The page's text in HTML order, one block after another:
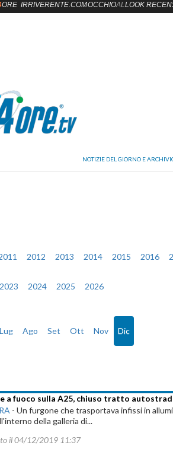
2012 2013 2014 2015 2016
2023 2024 2025
2026
Lug Ago Set Ott Nov Dic
a fuoco sulla A25, chiuso tratto
- Un furgone che trasportava infissi in
della galleria di...
il 04/12/2019 11:37
ORE IRRIVERENTE.COMOCCHIOALLOOK